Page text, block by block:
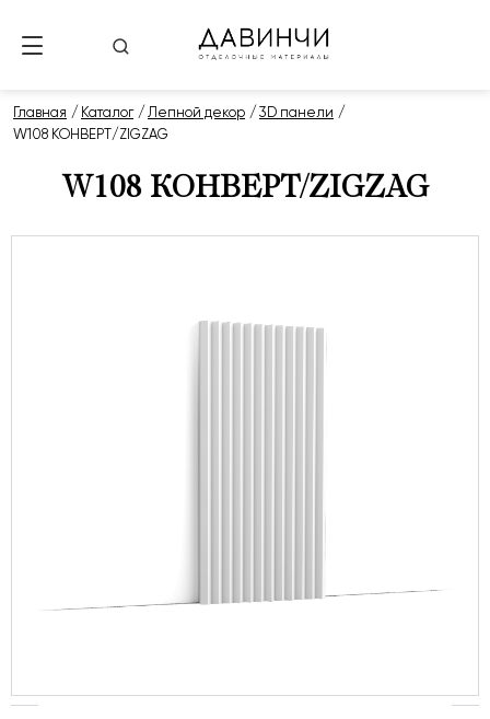
Главная Каталог Лепной декор
3D панели
W108 КОНВЕРТ/ZIGZAG
W108 КОНВЕРТ/ZIGZAG